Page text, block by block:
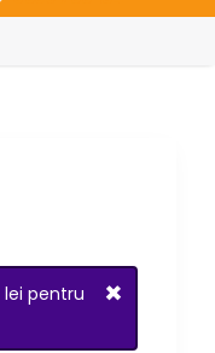
×
lei pentru